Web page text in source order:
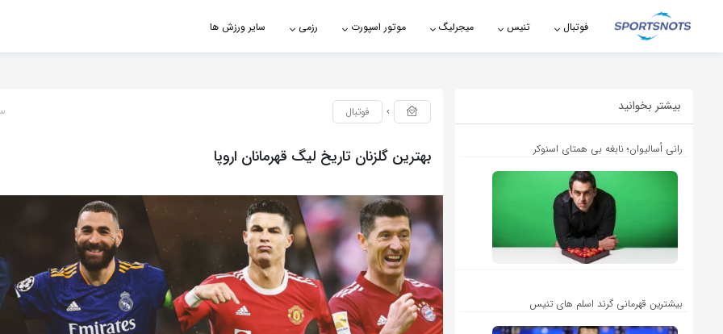
اشتراک گذاری
کپی لینک
فوتبال تنیس میجرلیگ موتور اسپورت رزمی سایر ورزش ها
بیشتر بخوانید
رانی اُسالیوان؛ نابغه بی همتای اسنوکر
بیشترین قهرمانی گرند اسلم های تنیس
3 فوتبال
بهترین گلزنان تاریخ لیگ قهرمانان اروپا